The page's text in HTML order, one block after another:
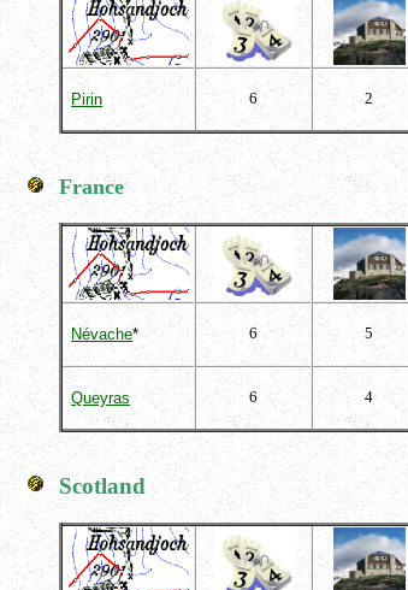
Pirin 6 2
France
Névache* 6 5
Queyras 6 4
Scotland